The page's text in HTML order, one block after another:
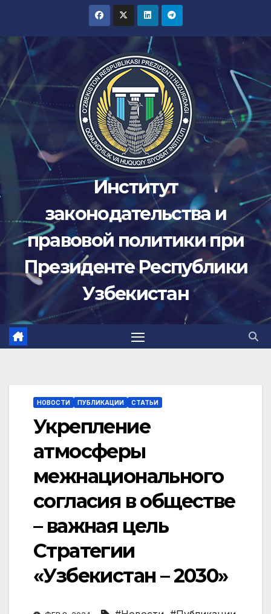
содержимому
Институт
законодательства и
правовой политики при
Президенте Республики
Узбекистан
НОВОСТИ ПУБЛИКАЦИИ СТАТЬИ
Укрепление
атмосферы
межнационального
согласия в обществе
– важная цель
Стратегии
«Узбекистан – 2030»